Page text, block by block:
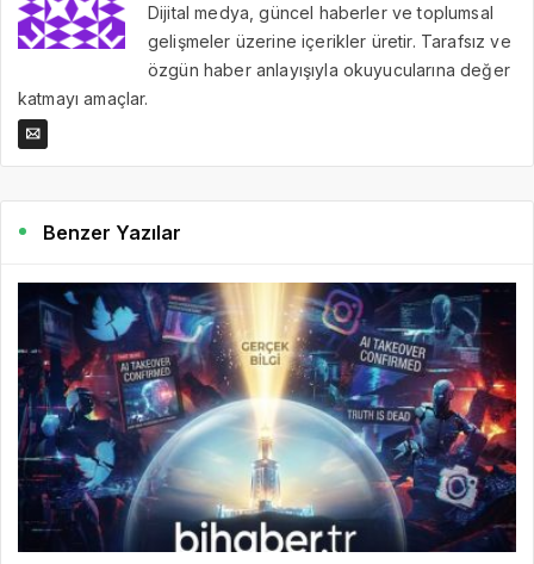
Dijital medya, güncel haberler ve toplumsal
gelişmeler üzerine içerikler üretir. Tarafsız ve
özgün haber anlayışıyla okuyucularına değer
katmayı amaçlar.
Benzer Yazılar